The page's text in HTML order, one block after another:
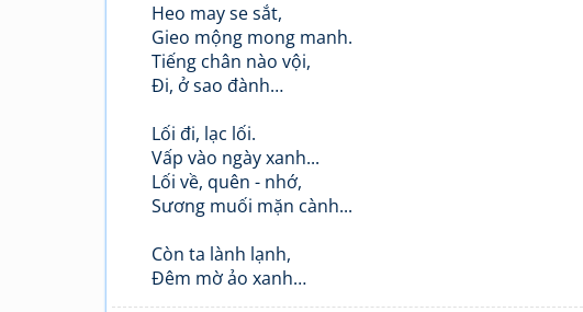
Heo may se sắt,
Gieo mộng mong manh.
Tiếng chân nào vội,
Đi, ở sao đành…
Lối đi, lạc lối.
Vấp vào ngày xanh...
Lối về, quên - nhớ,
Sương muối mặn cành...
Còn ta lành lạnh,
Đêm mờ ảo xanh…